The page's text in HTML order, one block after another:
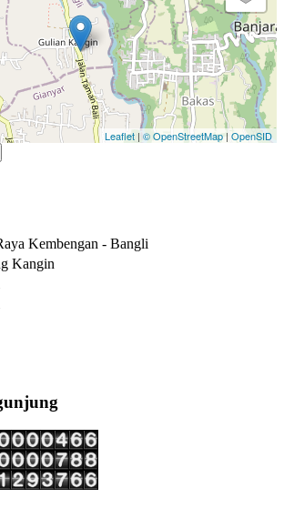
Leaflet | © OpenStreetMap |OpenSID
Kembengan - Bangli
Kangin